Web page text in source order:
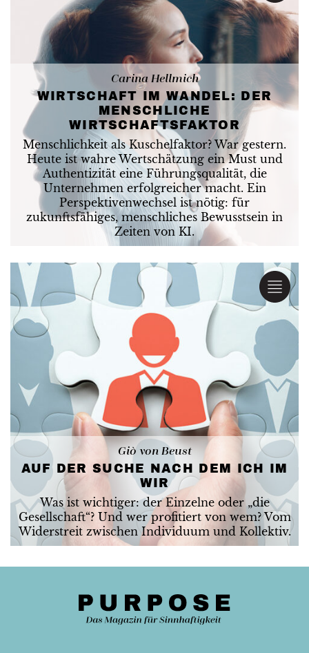
Carina Hellmich
WIRTSCHAFT IM WANDEL: DER
MENSCHLICHE
WIRTSCHAFTSFAKTOR
Menschlichkeit als Kuschelfaktor? War gestern.
Heute ist wahre Wertschätzung ein Must und
Authentizität eine Führungsqualität, die
Unternehmen erfolgreicher macht. Ein
Perspektivenwechsel ist nötig: für
zukunftsfähiges, menschliches Bewusstsein in
Zeiten von KI.
Giò von Beust
AUF DER SUCHE NACH DEM ICH IM
WIR
Was ist wichtiger: der Einzelne oder „die
Gesellschaft“? Und wer profitiert von wem? Vom
Widerstreit zwischen Individuum und Kollektiv.